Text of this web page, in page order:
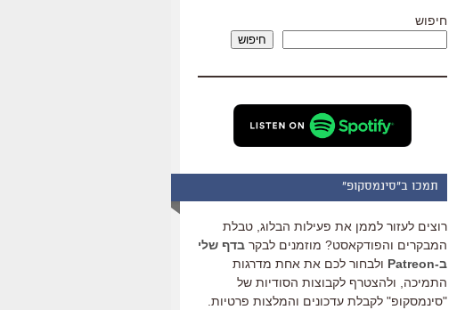
שמע.
חיפוש
חיפוש
תמכו ב"סינמסקופ"
רוצים לעזור לממן את פעילות הבלוג, טבלת
המבקרים והפודקאסט? מוזמנים לבקר בדף שלי
ב-Patreon
ולבחור לכם את אחת מדרגות
התמיכה, ולהצטרף לקבוצות הסודיות של
"סינמסקופ" לקבלת עדכונים והמלצות פרטיות.